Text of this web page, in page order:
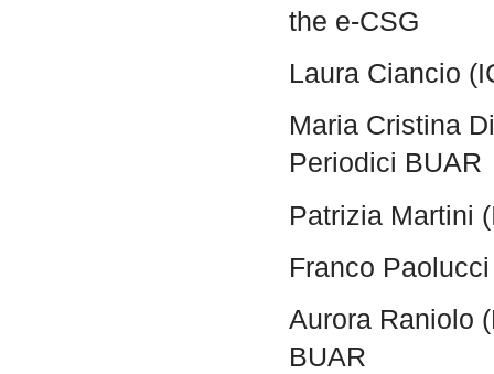
the e-CSG
Laura Ciancio
Maria Cristina
Periodici BUAR
Patrizia Martini
Franco
Aurora Raniolo
BUAR